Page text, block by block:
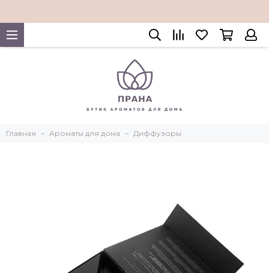
Главная Ароматы для дома Диффузоры